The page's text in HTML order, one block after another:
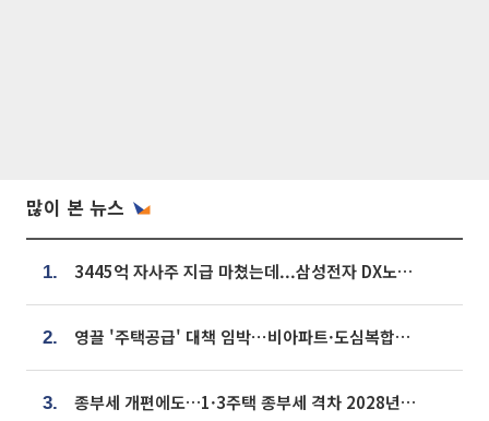
많이 본 뉴스
1. 3445억 자사주 지급 마쳤는데...삼성전자 DX노조, 뒤늦은 '떼쓰기 집회'
2. 영끌 '주택공급' 대책 임박⋯비아파트·도심복합까지 총동원
3. 종부세 개편에도…1·3주택 종부세 격차 2028년부터 확대